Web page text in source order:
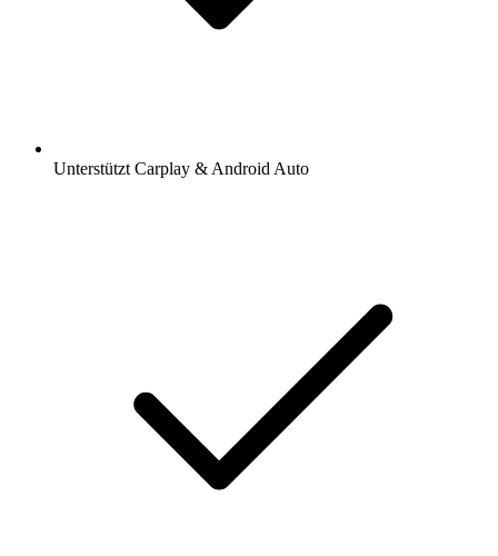
Unterstützt Carplay & Android Auto